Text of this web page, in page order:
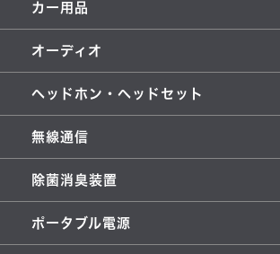
カー用品
オーディオ
ヘッドホン・ヘッドセット
無線通信
除菌消臭装置
ポータブル電源